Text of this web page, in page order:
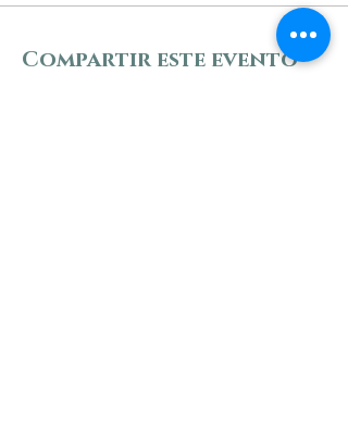
Compartir este evento